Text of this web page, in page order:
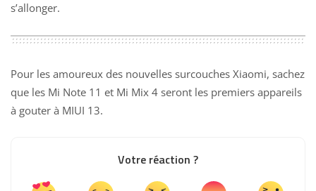
s’allonger.
Pour les amoureux des nouvelles surcouches Xiaomi, sachez
que les Mi Note 11 et Mi Mix 4 seront les premiers appareils
à gouter à MIUI 13.
Votre réaction ?